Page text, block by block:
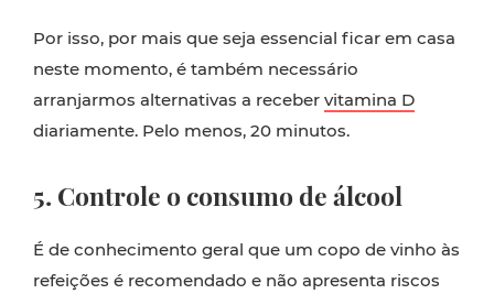
Por isso, por mais que seja essencial ficar em casa
neste momento, é também necessário
arranjarmos alternativas a receber vitamina D
diariamente. Pelo menos, 20 minutos.
5. Controle o consumo de álcool
É de conhecimento geral que um copo de vinho às
refeições é recomendado e não apresenta riscos